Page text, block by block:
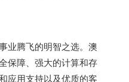
业腾飞的明智之选。澳
保障、强大的计算和存
应用支持以及优质的客